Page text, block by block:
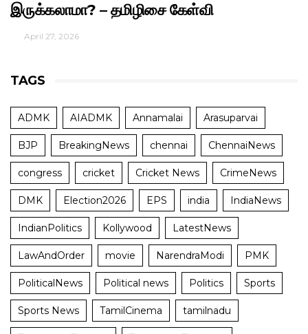
இருக்கலாமா? – தமிழிசை கேள்வி
April 27, 2026
TAGS
ADMK AIADMK Annamalai Arasuparvai
BJP BreakingNews chennai ChennaiNews
congress cricket Cricket News CrimeNews
DMK Election2026 EPS india IndiaNews
IndianPolitics Kollywood LatestNews
LawAndOrder movie NarendraModi PMK
PoliticalNews Political news Politics Sports
Sports News TamilCinema tamilnadu